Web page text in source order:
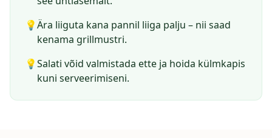
💡Ära liiguta kana pannil liiga palju – nii saad
kenama grillmustri.
💡Salati võid valmistada ette ja hoida külmkapis
kuni serveerimiseni.